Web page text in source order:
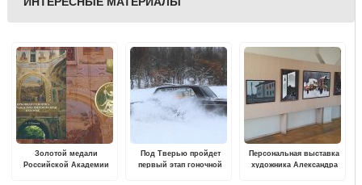
Золотой медали
Российской Академии
Под Тверью пройдет
первый этап гоночной
Персональная выставка
художника Александра